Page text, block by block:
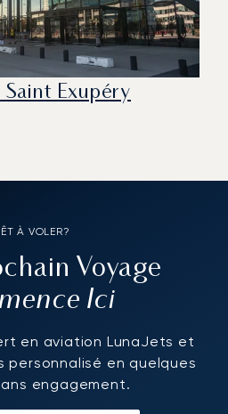
Exupéry
À VOLER?
Voyage
Ici
en aviation LunaJets et
personnalisé en quelques
engagement.